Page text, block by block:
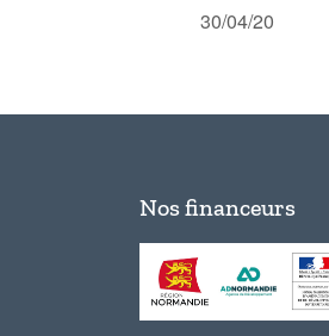
30/04/20
Nos financeurs